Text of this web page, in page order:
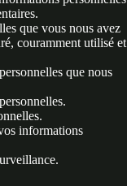
que vous nous avez
couramment utilisé et
que nous
informations